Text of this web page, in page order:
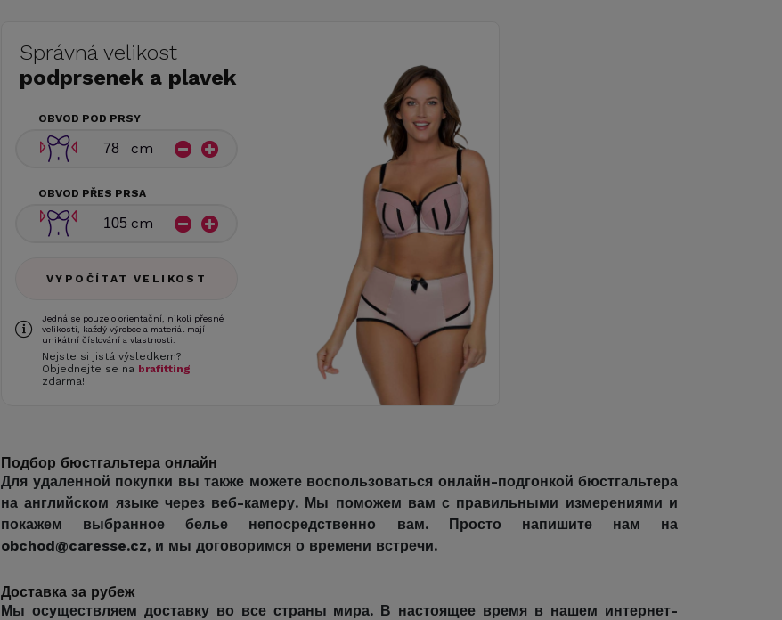
Správná velikost
podprsenek a plavek
OBVOD POD PRSY
cm
OBVOD PŘES PRSA
cm
VYPOČÍTAT VELIKOST
Jedná se pouze o orientační, nikoli přesné
velikosti, každý výrobce a materiál mají
unikátní číslování a vlastnosti.
Nejste si jistá výsledkem?
Objednejte se na brafitting
zdarma!
Подбор бюстгальтера онлайн
Для удаленной покупки вы также можете воспользоваться онлайн-подгонкой бюстгальтера
на английском языке через веб-камеру. Мы поможем вам с правильными измерениями и
покажем выбранное белье непосредственно вам. Просто напишите нам на
obchod@caresse.cz, и мы договоримся о времени встречи.
Доставка за рубеж
Мы осуществляем доставку во все страны мира. В настоящее время в нашем интернет-